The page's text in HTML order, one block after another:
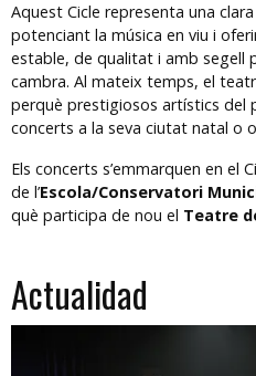
Aquest Cicle representa una
potenciant la música en viu i
estable, de qualitat i amb segell
cambra. Al mateix temps, el
perquè prestigiosos artístics del
concerts a la seva ciutat natal o
Els concerts s’emmarquen en el
de l’Escola/Conservatori
què participa de nou el Teatre
Actualidad